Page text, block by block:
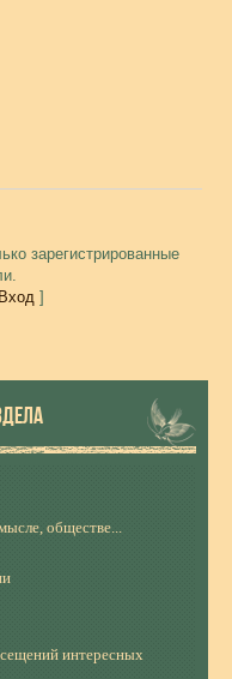
зарегистрированные
Вход]
обществе...
интересных